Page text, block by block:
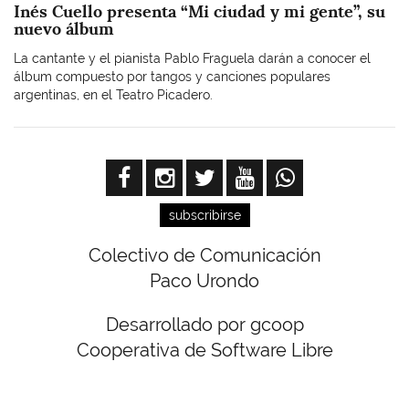
Inés Cuello presenta “Mi ciudad y mi gente”, su
nuevo álbum
La cantante y el pianista Pablo Fraguela darán a conocer el
álbum compuesto por tangos y canciones populares
argentinas, en el Teatro Picadero.
subscribirse
Colectivo de Comunicación
Paco Urondo
Desarrollado por gcoop
Cooperativa de Software Libre